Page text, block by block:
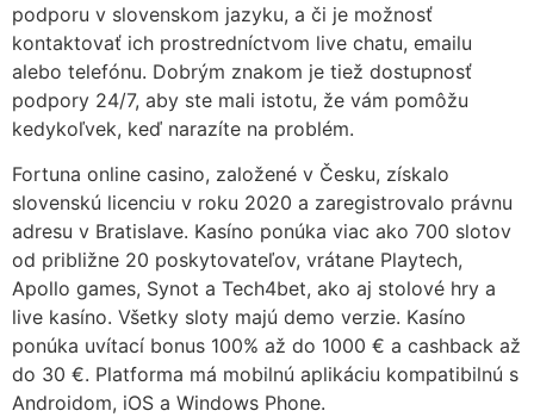
podporu v slovenskom jazyku, a či je možnosť
kontaktovať ich prostredníctvom live chatu, emailu
alebo telefónu. Dobrým znakom je tiež dostupnosť
podpory 24/7, aby ste mali istotu, že vám pomôžu
kedykoľvek, keď narazíte na problém.
Fortuna online casino, založené v Česku, získalo
slovenskú licenciu v roku 2020 a zaregistrovalo právnu
adresu v Bratislave. Kasíno ponúka viac ako 700 slotov
od približne 20 poskytovateľov, vrátane Playtech,
Apollo games, Synot a Tech4bet, ako aj stolové hry a
live kasíno. Všetky sloty majú demo verzie. Kasíno
ponúka uvítací bonus 100% až do 1000 € a cashback až
do 30 €. Platforma má mobilnú aplikáciu kompatibilnú s
Androidom, iOS a Windows Phone.